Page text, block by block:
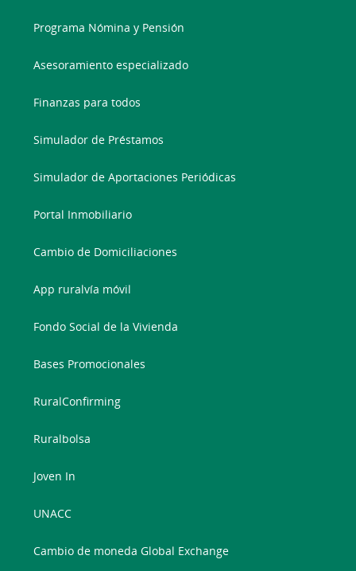
Programa Nómina y Pensión
Asesoramiento especializado
Finanzas para todos
Simulador de Préstamos
Simulador de Aportaciones Periódicas
Portal Inmobiliario
Cambio de Domiciliaciones
App ruralvía móvil
Fondo Social de la Vivienda
Bases Promocionales
RuralConfirming
Ruralbolsa
Joven In
UNACC
Cambio de moneda Global Exchange